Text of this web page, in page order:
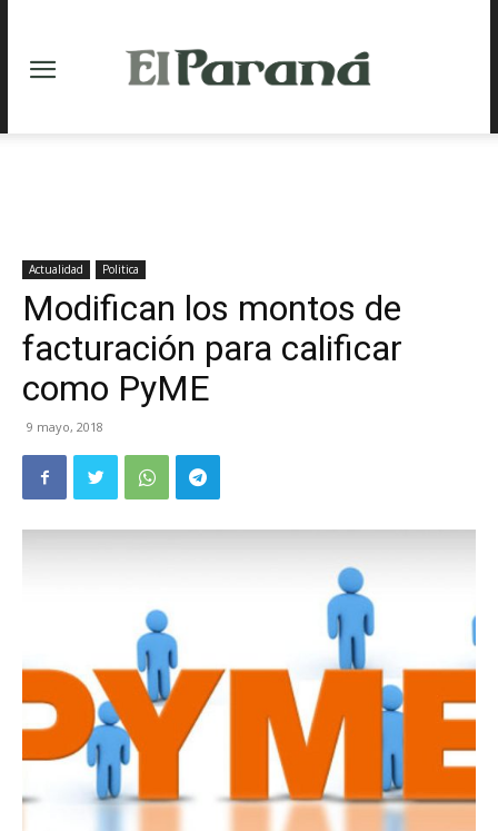
Actualidad Politica
Modifican los montos de
facturación para calificar
como PyME
9 mayo, 2018